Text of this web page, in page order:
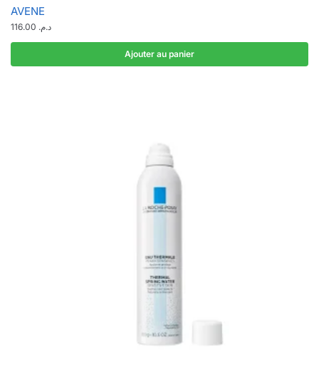
AVENE
د.م.
Ajouter au panier